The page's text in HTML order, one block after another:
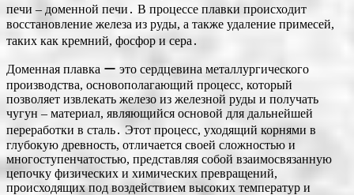
печи ‒ доменной печи․ В процессе плавки происходит
восстановление железа из руды, а также удаление примесей,
таких как кремний, фосфор и сера․
Доменная плавка ー это сердцевина металлургического
производства, основополагающий процесс, который
позволяет извлекать железо из железной руды и получать
чугун ‒ материал, являющийся основой для дальнейшей
переработки в сталь․ Этот процесс, уходящий корнями в
глубокую древность, отличается своей сложностью и
многоступенчатостью, представляя собой взаимосвязанную
цепочку физических и химических превращений,
происходящих под воздействием высоких температур и